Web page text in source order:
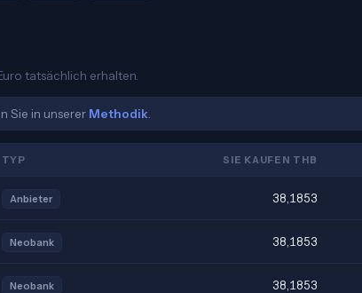
tatsächlich erhalten.
Sie in unserer Methodik
TYP SIE KAUFEN THB
Anbieter 38,1853
Neobank 38,1853
Neobank 38,1853